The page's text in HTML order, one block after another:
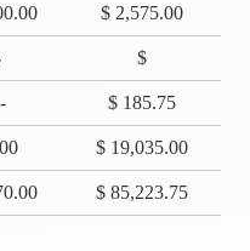
$ 2,575.00
$
$ 185.75
$ 19,035.00
$ 85,223.75